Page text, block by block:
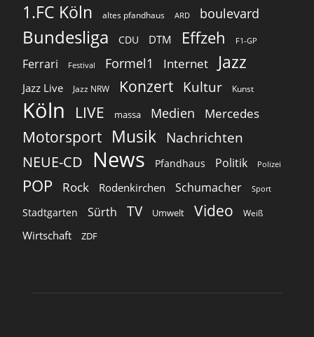
1.FC Köln altes pfandhaus ARD boulevard
Bundesliga CDU DTM Effzeh F1-GP
Ferrari Festival Formel1 Internet Jazz
Jazz Live Jazz NRW Konzert Kultur Kunst
Köln LIVE massa Medien Mercedes
Motorsport Musik Nachrichten
NEUE-CD
News Pfandhaus Politik Polizei
POP Rock Rodenkirchen Schumacher Sport
Stadtgarten Sürth TV Umwelt Video Weiß
Wirtschaft ZDF